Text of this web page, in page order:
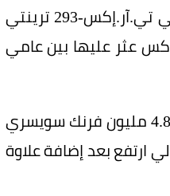
ويُعرف التيرانصور ركس اختصارا باسم تي ركس، ويصل ارتفاع الهيكل العظمي تي.آر.إكس-293 ترينتي
من 293 عظمة من 3 تيرانوصورات ركس عثر عليها بين عامي
وحسب «سكاي نيوز» عرض مشتر لم يُكشف عنه السعر الفائز في المزاد وهو 4.8 مليون فرنك سويسري
الإجمالي ارتفع بعد إضافة علاوة